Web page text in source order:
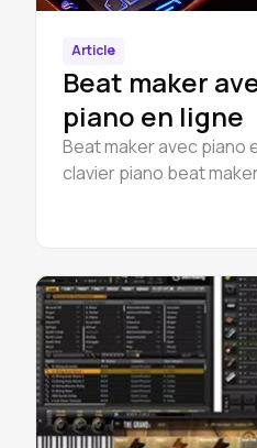
Article
Beat maker
piano en ligne
Beat maker avec piano
clavier piano beat